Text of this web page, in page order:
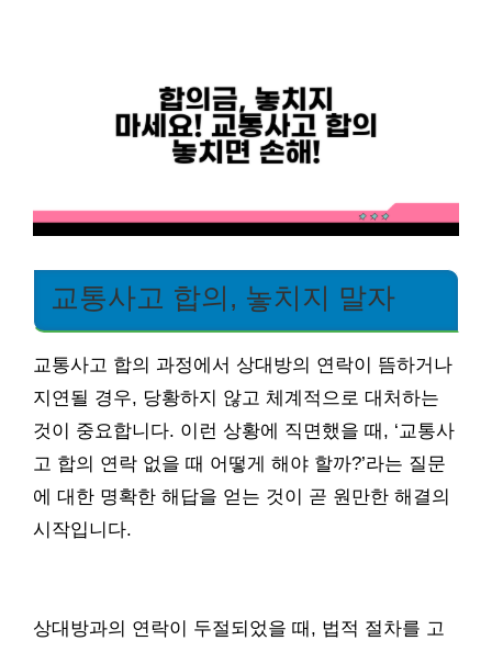
교통사고 합의, 놓치지 말자
교통사고 합의 과정에서 상대방의 연락이 뜸하거나
지연될 경우, 당황하지 않고 체계적으로 대처하는
것이 중요합니다. 이런 상황에 직면했을 때, ‘교통사
고 합의 연락 없을 때 어떻게 해야 할까?’라는 질문
에 대한 명확한 해답을 얻는 것이 곧 원만한 해결의
시작입니다.
상대방과의 연락이 두절되었을 때, 법적 절차를 고